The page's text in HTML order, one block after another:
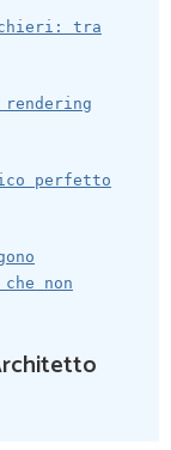
tra
perfetto
non